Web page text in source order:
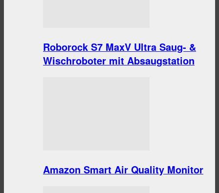
Roborock S7 MaxV Ultra Saug- &
Wischroboter mit Absaugstation
Amazon Smart Air Quality Monitor